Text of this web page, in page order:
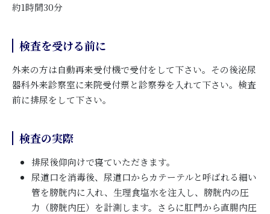
約1時間30分
検査を受ける前に
外来の方は自動再来受付機で受付をして下さい。その後泌尿
器科外来診察室に来院受付票と診察券を入れて下さい。検査
前に排尿をして下さい。
検査の実際
排尿後仰向けで寝ていただきます。
尿道口を消毒後、尿道口からカテーテルと呼ばれる細い
管を膀胱内に入れ、生理食塩水を注入し、膀胱内の圧
力（膀胱内圧）を計測します。さらに肛門から直腸内圧